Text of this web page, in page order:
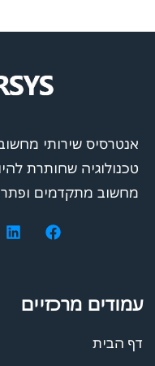
טכנולוגיה שחותרת
מחשוב מתקדמים
עמודים מרכזיים
דף הבית